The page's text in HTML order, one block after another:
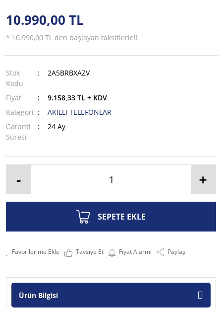
10.990,00 TL
* 10.990,00 TL den başlayan taksitlerle!!
Stok
Kodu
2A5BRBXAZV
Fiyat
9.158,33 TL + KDV
Kategori
AKILLI TELEFONLAR
Garanti
Süresi
24 Ay
- +
SEPETE EKLE
Tavsiye Et Fiyat Alarmı Paylaş
Ürün Bilgisi